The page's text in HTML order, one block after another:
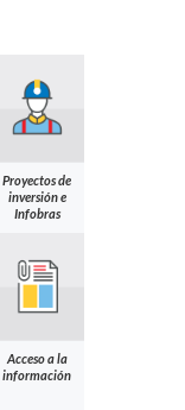
Proyectos de
inversión e
Infobras
Acceso a la
información